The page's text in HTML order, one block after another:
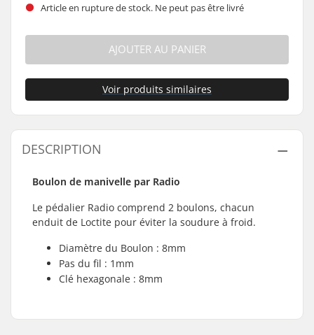
Article en rupture de stock. Ne peut pas être livré
AJOUTER AU PANIER
Voir produits similaires
DESCRIPTION
Boulon de manivelle par Radio
Le pédalier Radio comprend 2 boulons, chacun
enduit de Loctite pour éviter la soudure à froid.
Diamètre du Boulon : 8mm
Pas du fil : 1mm
Clé hexagonale : 8mm